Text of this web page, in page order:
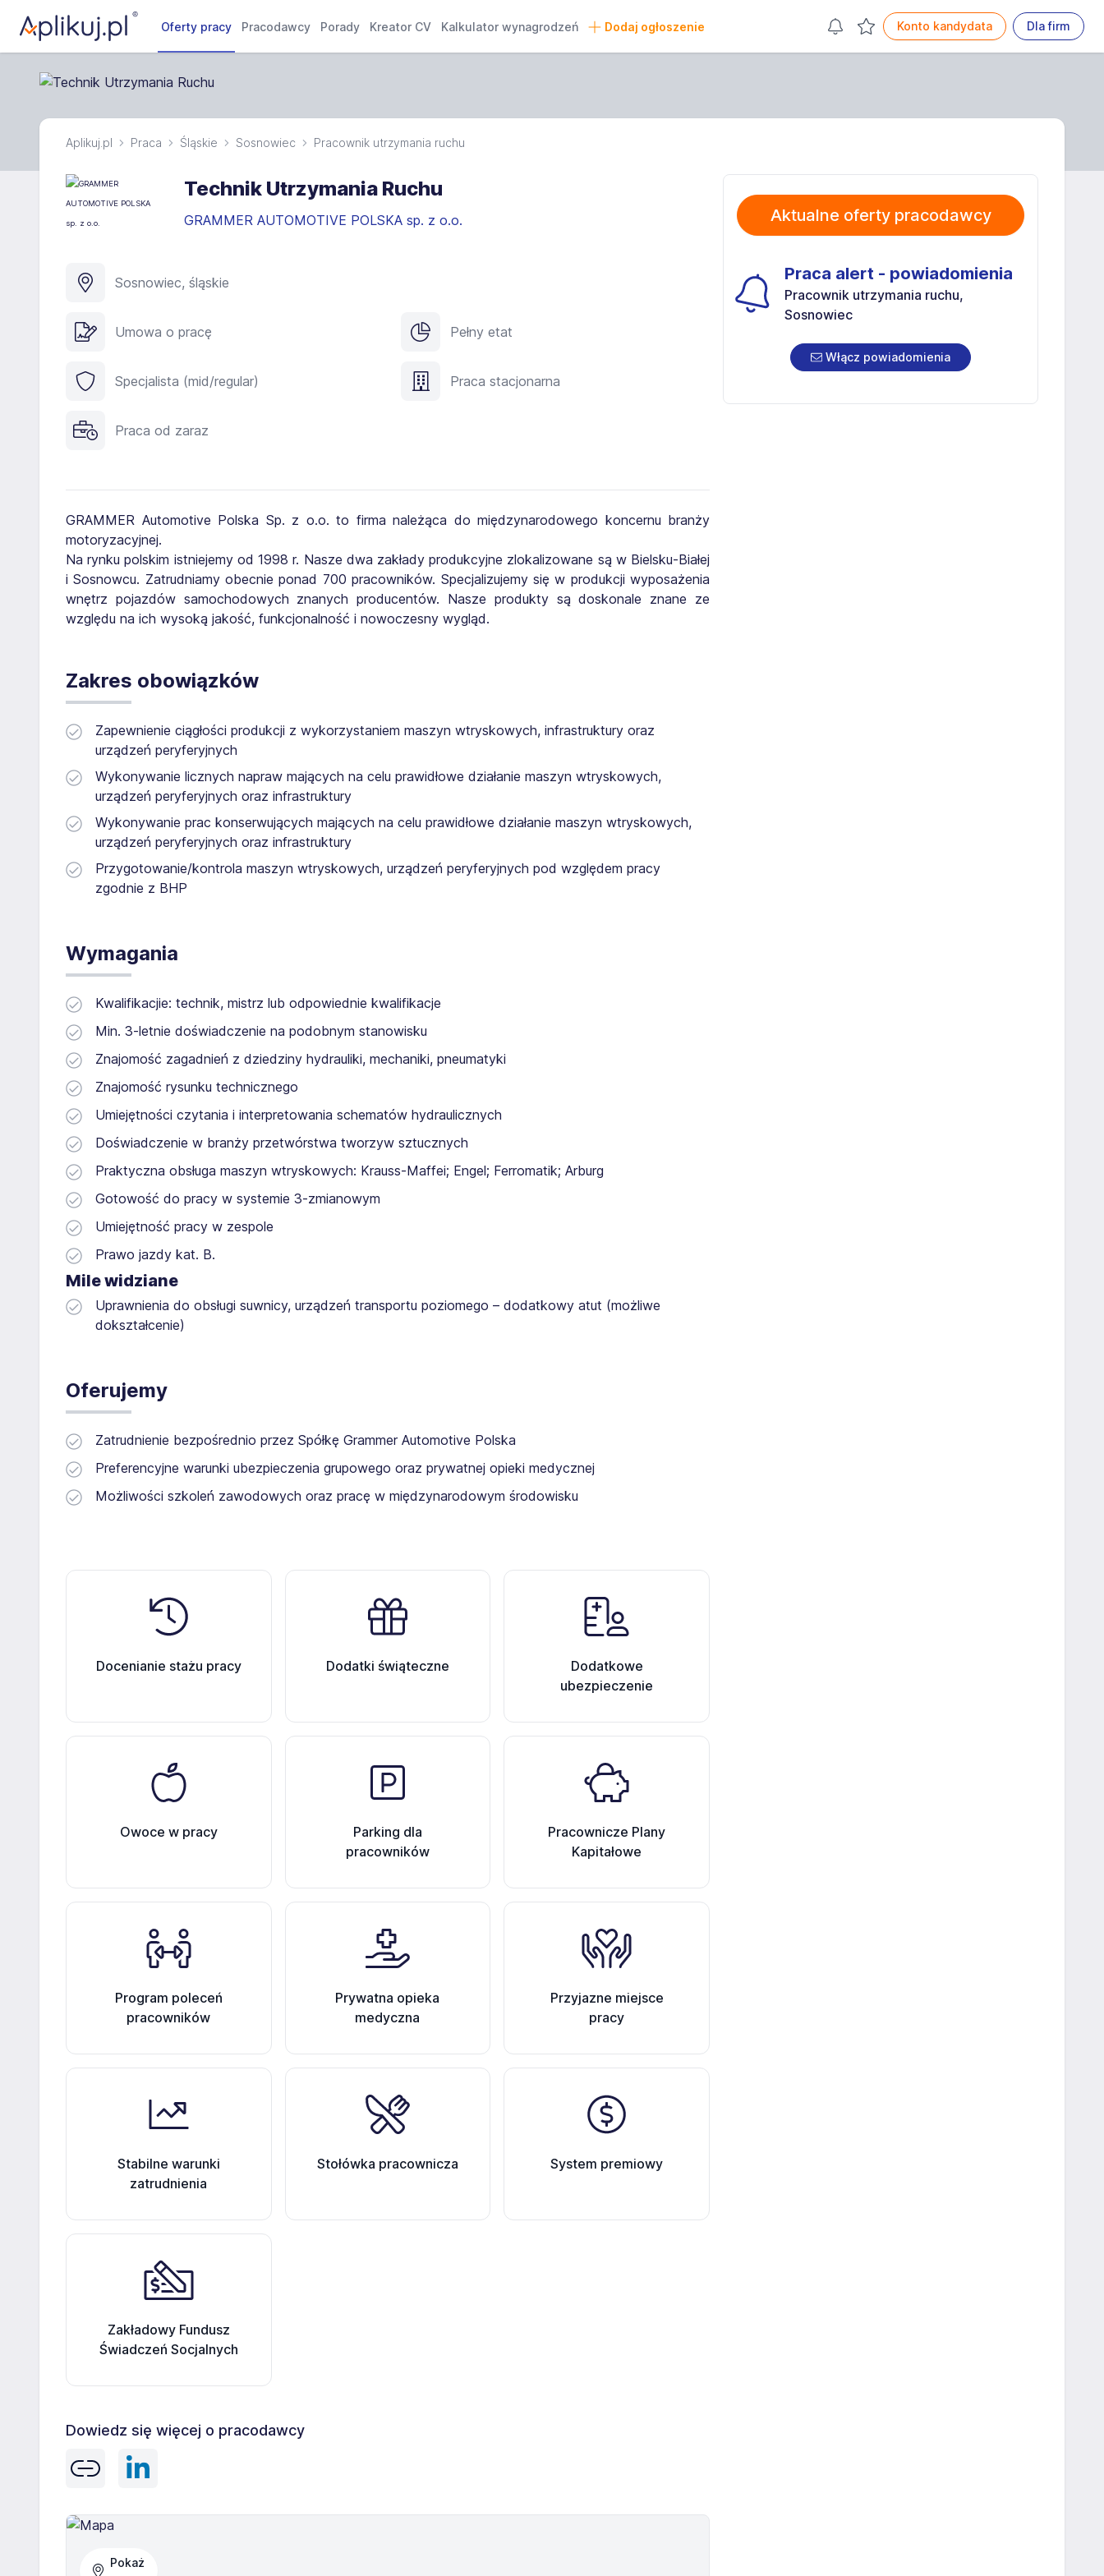
Oferty pracy Pracodawcy Porady Kreator CV Kalkulator wynagrodzeń Dodaj ogłoszenie Konto kandydata Dla firm
Aplikuj.pl Praca Śląskie Sosnowiec Pracownik utrzymania ruchu
Technik Utrzymania Ruchu
GRAMMER AUTOMOTIVE POLSKA sp. z o.o.
Sosnowiec, śląskie
Umowa o pracę Pełny etat
Specjalista (mid/regular) Praca stacjonarna
Praca od zaraz
GRAMMER Automotive Polska Sp. z o.o. to firma należąca do międzynarodowego koncernu branży
motoryzacyjnej.
Na rynku polskim istniejemy od 1998 r. Nasze dwa zakłady produkcyjne zlokalizowane są w Bielsku-Białej
i Sosnowcu. Zatrudniamy obecnie ponad 700 pracowników. Specjalizujemy się w produkcji wyposażenia
wnętrz pojazdów samochodowych znanych producentów. Nasze produkty są doskonale znane ze
względu na ich wysoką jakość, funkcjonalność i nowoczesny wygląd.
Zakres obowiązków
Zapewnienie ciągłości produkcji z wykorzystaniem maszyn wtryskowych, infrastruktury oraz
urządzeń peryferyjnych
Wykonywanie licznych napraw mających na celu prawidłowe działanie maszyn wtryskowych,
urządzeń peryferyjnych oraz infrastruktury
Wykonywanie prac konserwujących mających na celu prawidłowe działanie maszyn wtryskowych,
urządzeń peryferyjnych oraz infrastruktury
Przygotowanie/kontrola maszyn wtryskowych, urządzeń peryferyjnych pod względem pracy
zgodnie z BHP
Wymagania
Kwalifikacjie: technik, mistrz lub odpowiednie kwalifikacje
Min. 3-letnie doświadczenie na podobnym stanowisku
Znajomość zagadnień z dziedziny hydrauliki, mechaniki, pneumatyki
Znajomość rysunku technicznego
Umiejętności czytania i interpretowania schematów hydraulicznych
Doświadczenie w branży przetwórstwa tworzyw sztucznych
Praktyczna obsługa maszyn wtryskowych: Krauss-Maffei; Engel; Ferromatik; Arburg
Gotowość do pracy w systemie 3-zmianowym
Umiejętność pracy w zespole
Prawo jazdy kat. B.
Mile widziane
Uprawnienia do obsługi suwnicy, urządzeń transportu poziomego – dodatkowy atut (możliwe
dokształcenie)
Oferujemy
Zatrudnienie bezpośrednio przez Spółkę Grammer Automotive Polska
Preferencyjne warunki ubezpieczenia grupowego oraz prywatnej opieki medycznej
Możliwości szkoleń zawodowych oraz pracę w międzynarodowym środowisku
Docenianie stażu pracy Dodatki świąteczne
Dodatkowe
ubezpieczenie
Owoce w pracy
Parking dla
pracowników
Pracownicze Plany
Kapitałowe
Program poleceń
pracowników
Prywatna opieka
medyczna
Przyjazne miejsce
pracy
Stabilne warunki
zatrudnienia
Stołówka pracownicza System premiowy
Zakładowy Fundusz
Świadczeń Socjalnych
Dowiedz się więcej o pracodawcy
Pokaż
Aktualne oferty pracodawcy
Praca alert - powiadomienia
Pracownik utrzymania ruchu,
Sosnowiec
Włącz powiadomienia